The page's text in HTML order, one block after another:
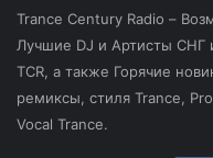
Trance Century Radio –
Лучшие DJ и Артисты
TCR, а также Горячие
ремиксы, стиля Trance,
Vocal Trance.